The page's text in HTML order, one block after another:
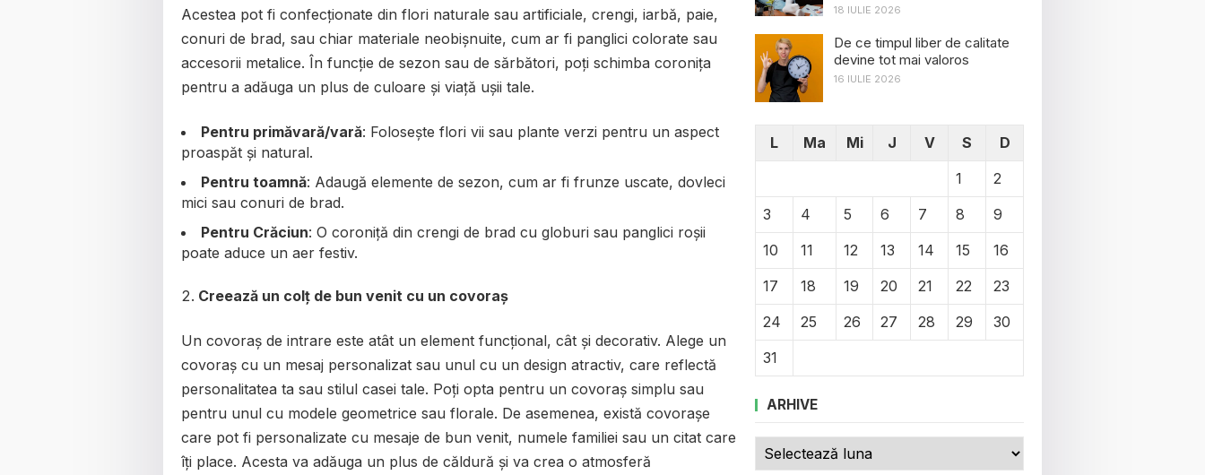
Acestea pot fi confecționate din flori naturale sau artificiale, crengi, iarbă, paie,
conuri de brad, sau chiar materiale neobișnuite, cum ar fi panglici colorate sau
accesorii metalice. În funcție de sezon sau de sărbători, poți schimba coronița
pentru a adăuga un plus de culoare și viață ușii tale.
Pentru primăvară/vară: Folosește flori vii sau plante verzi pentru un aspect
proaspăt și natural.
Pentru toamnă: Adaugă elemente de sezon, cum ar fi frunze uscate, dovleci
mici sau conuri de brad.
Pentru Crăciun: O coroniță din crengi de brad cu globuri sau panglici roșii
poate aduce un aer festiv.
Creează un colț de bun venit cu un covoraș
Un covoraș de intrare este atât un element funcțional, cât și decorativ. Alege un
covoraș cu un mesaj personalizat sau unul cu un design atractiv, care reflectă
personalitatea ta sau stilul casei tale. Poți opta pentru un covoraș simplu sau
pentru unul cu modele geometrice sau florale. De asemenea, există covorașe
care pot fi personalizate cu mesaje de bun venit, numele familiei sau un citat care
îți place. Acesta va adăuga un plus de căldură și va crea o atmosferă
18 IULIE 2026
De ce timpul liber de calitate
devine tot mai valoros
16 IULIE 2026
L Ma Mi J V S
D
1
2
3
4 5 6 7 8
9
10
11 12 13 14 15
16
17
18 19 20 21 22
23
24
25 26 27 28 29
30
31
ARHIVE
Arhive